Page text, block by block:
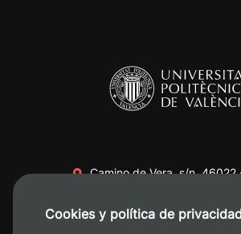
Camino de Vera, s/n. 46022
+34 620 04 00 50
Cookies y política de